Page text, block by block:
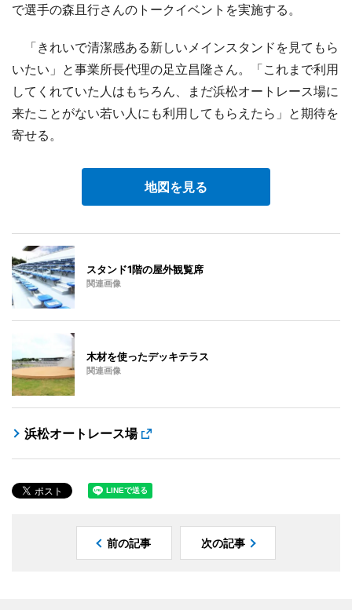
で選手の森且行さんのトークイベントを実施する。
「きれいで清潔感ある新しいメインスタンドを見てもら
いたい」と事業所長代理の足立昌隆さん。「これまで利用
してくれていた人はもちろん、まだ浜松オートレース場に
来たことがない若い人にも利用してもらえたら」と期待を
寄せる。
地図を見る
スタンド1階の屋外観覧席
関連画像
木材を使ったデッキテラス
関連画像
浜松オートレース場
前の記事 次の記事